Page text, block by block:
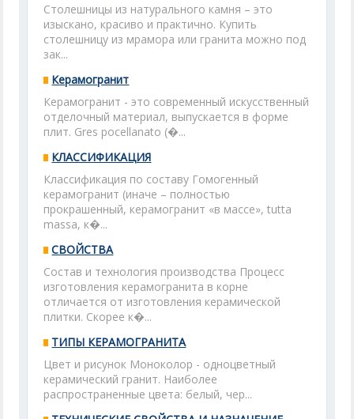
Столешницы из натурального камня – это
изыскано, красиво и практично. Купить
столешницу из мрамора или гранита можно под
зак...
Керамогранит
Керамогранит - это современный искусственный
отделочный материал, выпускается в форме
плит. Gres pocellanato (�...
КЛАССИФИКАЦИЯ
Классификация по составу Гомогенный
керамогранит (иначе – полностью
прокрашенный, керамогранит «в массе», tutta
massa, к�...
СВОЙСТВА
Состав и технология производства Процесс
изготовления керамогранита в корне
отличается от изготовления керамической
плитки. Скорее к�...
ТИПЫ КЕРАМОГРАНИТА
Цвет и рисунок Моноколор - одноцветный
керамический гранит. Наиболее
распространенные цвета: белый, чер...